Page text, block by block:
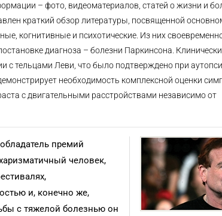
– фото, видеоматериалов, статей о жизни и
краткий обзор литературы, посвященной
когнитивные и психотические. Из них
диагноза – болезни Паркинсона.
с тельцами Леви, что было подтверждено при
необходимость комплексной оценки
с двигательными расстройствами независимо от
премий
человек,
и, конечно же,
с тяжелой болезнью он